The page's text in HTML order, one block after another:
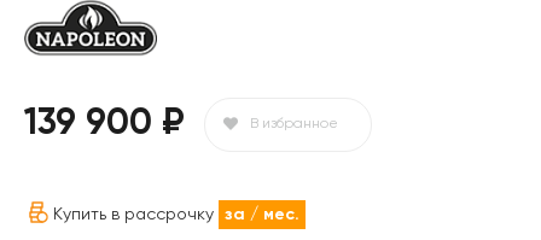
139 900 ₽ В избранное
Купить в рассрочку за / мес.